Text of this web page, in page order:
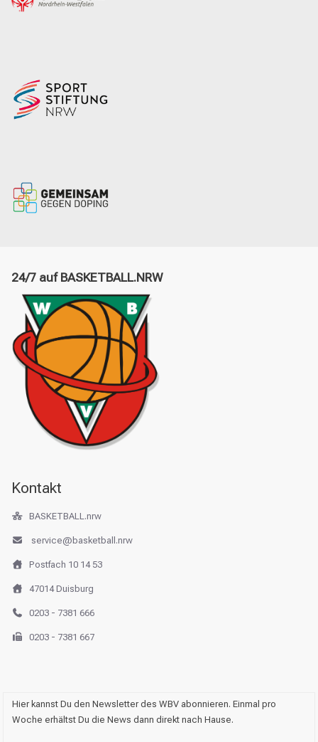
24/7 auf BASKETBALL.NRW
Kontakt
BASKETBALL.nrw
service@basketball.nrw
Postfach 10 14 53
47014 Duisburg
0203 - 7381 666
0203 - 7381 667
Hier kannst Du den Newsletter des WBV abonnieren. Einmal pro
Woche erhältst Du die News dann direkt nach Hause.